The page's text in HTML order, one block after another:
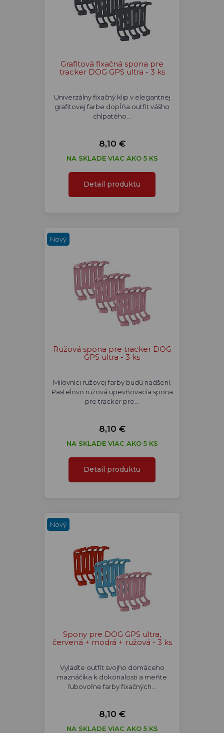
Grafitová fixačná spona pre
tracker DOG GPS ultra - 3 ks
Univerzálny fixačný klip v elegantnej
grafitovej farbe dopĺňa outfit vášho
chlpatého…
8,10 €
NA SKLADE VIAC AKO 5 KS
Detail produktu
Nový
Ružová spona pre tracker DOG
GPS ultra - 3 ks
Milovníci ružovej farby budú nadšení.
Pastelovo ružová upevňovacia spona
pre tracker pre…
8,10 €
NA SKLADE VIAC AKO 5 KS
Detail produktu
Nový
Spony pre DOG GPS ultra,
červená + modrá + ružová - 3 ks
Vylaďte outfit svojho domáceho
maznáčika k dokonalosti a meňte
ľubovoľne farby fixačných…
8,10 €
NA SKLADE VIAC AKO 5 KS